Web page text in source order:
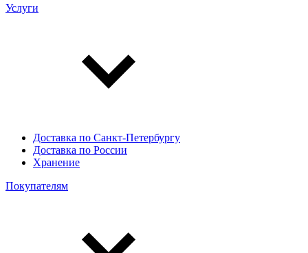
Услуги
Доставка по Санкт-Петербургу
Доставка по России
Хранение
Покупателям